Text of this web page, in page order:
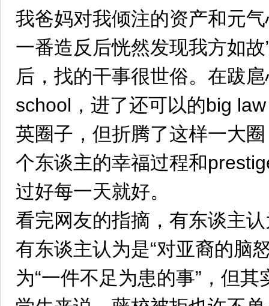
我爸妈对我倾注的资产和元
一番造反后恍然发现我方如
后，找的干事很世俗。在跋
school，进了还可以的big
英圈子，但折腾了这样一大
个东谈主的幸福过程和
过好每一天就好。
看完网友的指摘，有东谈主
有东谈主认为是“对亚裔的脑
为“一件不足为患的事”，但